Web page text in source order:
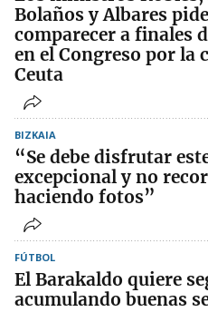
Bolaños y Albares
comparecer a finales
en el Congreso por la
Ceuta
BIZKAIA
“Se debe disfrutar
excepcional y no
haciendo fotos”
FÚTBOL
El Barakaldo quiere
acumulando buenas